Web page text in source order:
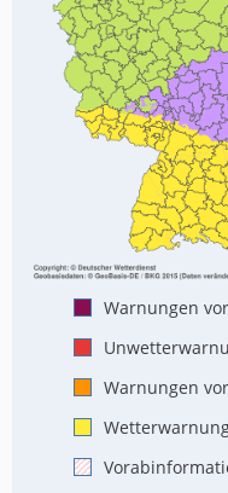
Warnungen
Warnungen